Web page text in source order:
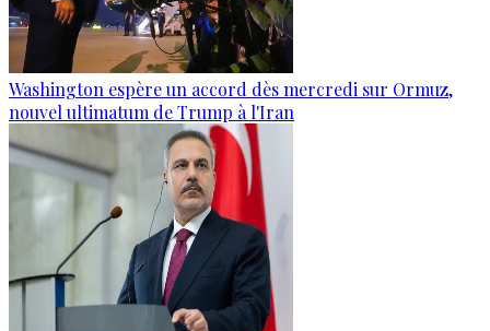
Washington espère un accord dès mercredi sur Ormuz,
nouvel ultimatum de Trump à l'Iran